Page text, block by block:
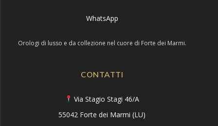
WhatsApp
Orologi di lusso e da collezione nel cuore di Forte dei Marmi.
CONTATTI
Via Stagio Stagi 46/A
55042 Forte dei Marmi (LU)